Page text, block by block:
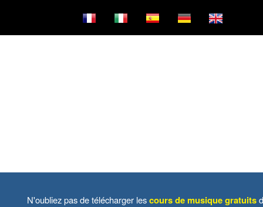
N'oubliez pas de télécharger lescours de musique gratuits